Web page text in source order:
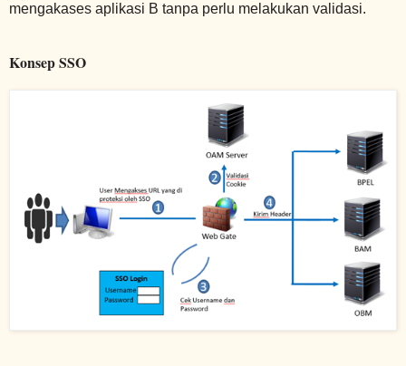
mengakases aplikasi B tanpa perlu melakukan validasi.
Konsep SSO